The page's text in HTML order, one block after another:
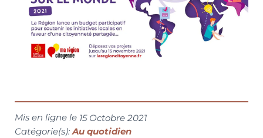
Mis en ligne le 15 Octobre 2021
Catégorie(s):Au quotidien